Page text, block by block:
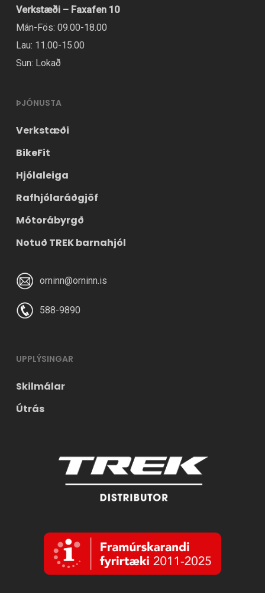
Verkstæði – Faxafen 10
Mán-Fös: 09.00-18.00
Lau: 11.00-15.00
Sun: Lokað
ÞJÓNUSTA
Verkstæði
BikeFit
Hjólaleiga
Rafhjólaráðgjöf
Mótorábyrgð
Notuð TREK barnahjól
orninn@orninn.is
588-9890
UPPLÝSINGAR
Skilmálar
Útrás